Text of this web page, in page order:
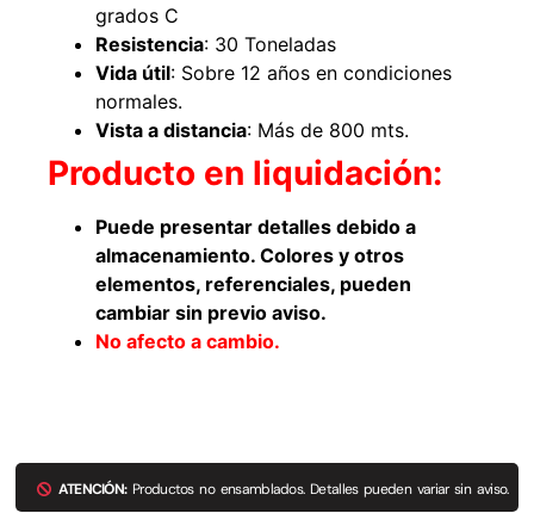
grados C
Resistencia: 30 Toneladas
Vida útil: Sobre 12 años en condiciones
normales.
Vista a distancia: Más de 800 mts.
Producto en liquidación:
Puede presentar detalles debido a
almacenamiento. Colores y otros
elementos, referenciales, pueden
cambiar sin previo aviso.
No afecto a cambio.
ATENCIÓN:Productos no ensamblados. Detalles pueden variar sin aviso.
49%
Pasto sintético ornamental
Importado USA: Summer
densidad 35mm Rollo
Leer más
22%
Empaquetadura 1/4" 6.4mm
hypalon sin tela 3 MPA